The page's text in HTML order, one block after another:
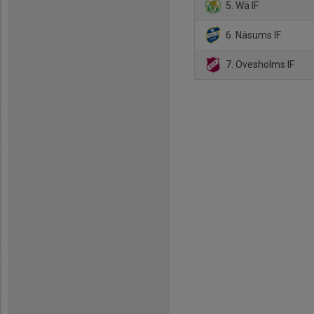
5. Wä IF
6. Näsums IF
7. Ovesholms IF